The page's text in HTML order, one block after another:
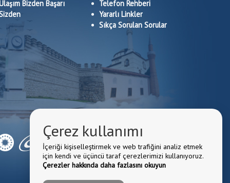
Bizden Başarı
Telefon Rehberi
Yararlı Linkler
Sıkça Sorulan Sorular
Çerez kullanımı
İçeriği kişiselleştirmek ve web trafiğini analiz etmek
için kendi ve üçüncü taraf çerezlerimizi kullanıyoruz.
Çerezler hakkında daha fazlasını okuyun